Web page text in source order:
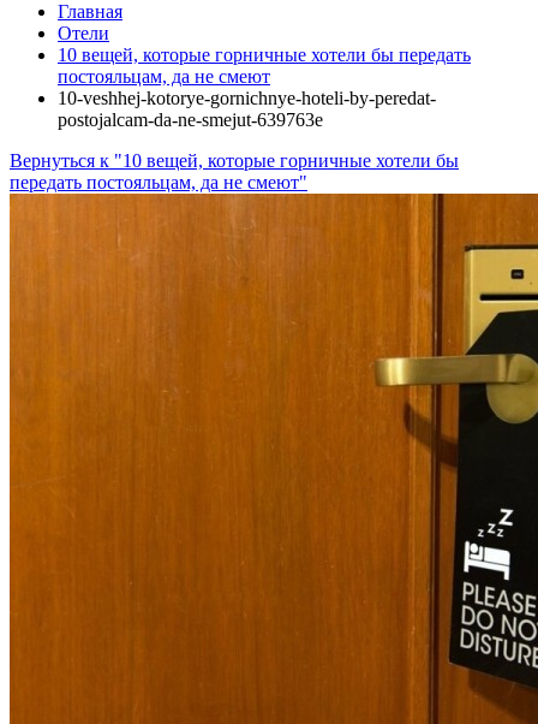
Главная
Отели
10 вещей, которые горничные хотели бы передать
постояльцам, да не смеют
10-veshhej-kotorye-gornichnye-hoteli-by-peredat-
postojalcam-da-ne-smejut-639763e
Вернуться к "10 вещей, которые горничные хотели бы
передать постояльцам, да не смеют"